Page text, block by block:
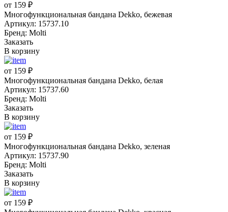
от 159 ₽
Многофункциональная бандана Dekko, бежевая
Артикул: 15737.10
Бренд: Molti
Заказать
В корзину
от 159 ₽
Многофункциональная бандана Dekko, белая
Артикул: 15737.60
Бренд: Molti
Заказать
В корзину
от 159 ₽
Многофункциональная бандана Dekko, зеленая
Артикул: 15737.90
Бренд: Molti
Заказать
В корзину
от 159 ₽